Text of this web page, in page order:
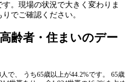
。現場の状況で大きく変わりま
でご確認ください。
齢者・住まいのデー
で、 うち65歳以上が44.2%です。 65歳